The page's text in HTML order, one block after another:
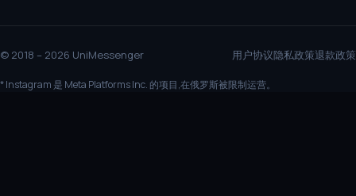
© 2018 – 2026 UniMessenger 用户协议隐私政策退款政策
* Instagram 是 Meta Platforms Inc. 的项目,在俄罗斯被限制运营。